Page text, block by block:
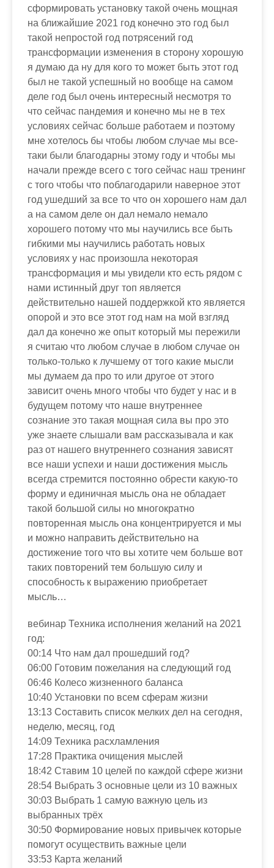
сформировать установку такой очень мощная
на ближайшие 2021 год конечно это год был
такой непростой год потрясений год
трансформации изменения в сторону хорошую
я думаю да ну для кого то может быть этот год
был не такой успешный но вообще на самом
деле год был очень интересный несмотря то
что сейчас пандемия и конечно мы не в тех
условиях сейчас больше работаем и поэтому
мне хотелось бы чтобы любом случае мы все-
таки были благодарны этому году и чтобы мы
начали прежде всего с того сейчас наш тренинг
с того чтобы что поблагодарили наверное этот
год ушедший за все то что он хорошего нам дал
а на самом деле он дал немало немало
хорошего потому что мы научились все быть
гибкими мы научились работать новых
условиях у нас произошла некоторая
трансформация и мы увидели кто есть рядом с
нами истинный друг топ является
действительно нашей поддержкой кто является
опорой и это все этот год нам на мой взгляд
дал да конечно же опыт который мы пережили
я считаю что любом случае в любом случае он
только-только к лучшему от того какие мысли
мы думаем да про то или другое от этого
зависит очень много чтобы что будет у нас и в
будущем потому что наше внутреннее
сознание это такая мощная сила вы про это
уже знаете слышали вам рассказывала и как
раз от нашего внутреннего сознания зависят
все наши успехи и наши достижения мысль
всегда стремится постоянно обрести какую-то
форму и единичная мысль она не обладает
такой большой силы но многократно
повторенная мысль она концентрируется и мы
и можно направить действительно на
достижение того что вы хотите чем больше вот
таких повторений тем большую силу и
способность к выражению приобретает
мысль…
вебинар Техника исполнения желаний на 2021
год:
00:14 Что нам дал прошедший год?
06:00 Готовим пожелания на следующий год
06:46 Колесо жизненного баланса
10:40 Установки по всем сферам жизни
13:13 Составить список мелких дел на сегодня,
неделю, месяц, год
14:09 Техника расхламления
17:28 Практика очищения мыслей
18:42 Ставим 10 целей по каждой сфере жизни
28:54 Выбрать 3 основные цели из 10 важных
30:03 Выбрать 1 самую важную цель из
выбранных трёх
30:50 Формирование новых привычек которые
помогут осуществить важные цели
33:53 Карта желаний